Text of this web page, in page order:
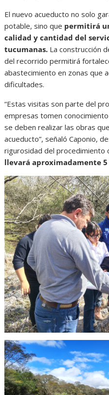
El nuevo acueducto no solo
potable, sino que permitirá
calidad y cantidad del
tucumanas. La construcción
del recorrido permitirá
abastecimiento en zonas que
dificultades.
“Estas visitas son parte del
empresas tomen
se deben realizar las obras
acueducto”, señaló Caponio,
rigurosidad del procedimiento
llevará aproximadamente 5